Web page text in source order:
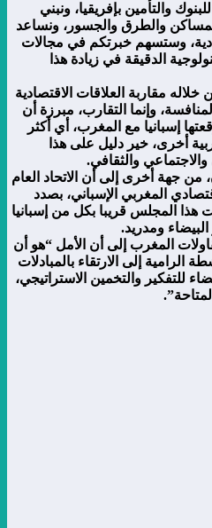
والتأمين بإفريقيا، ونبني
والطرق والجسور، ونساعد
وستسهم خبرتكم في مجالات
الدقيقة في زيادة هذا
مقاربة العلاقات الاقتصادية
وإنما التقارب، مبرزة أن
الثنائية ال105 التي وقعتها إسبانيا مع المغرب، أي أكثر
أخرى، خير دليل على هذا
والاجتماعي والثقافي.
جهة أخرى إلى أن الاتحاد العام
المغربي الإسباني، بصدد
هذا المجلس قريبا بكل من إسبانيا
البيضاء ومدريد.
المغرب إلى أن الأمل “هو أن
الرامية إلى الارتقاء بالمبادلات
للتفكير والتخمين الاستراتيجي،